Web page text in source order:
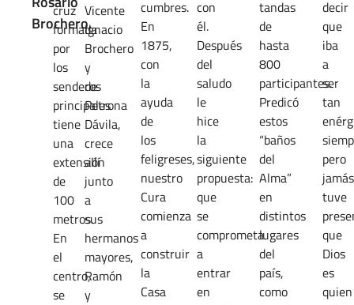
Brochero.
cruz
formada
por
los
senderos
principales
tiene
una
extensión
de
100
metros.
En
el
centro,
se
Vicente
Ignacio
Brochero
y
de
Petrona
Dávila,
crece
allí
junto
a
sus
hermanos
mayores,
Ramón
y
cumbres.
En
1875,
con
la
ayuda
de
los
feligreses,
nuestro
Cura
comienza
a
construir
la
Casa
con
él.
Después
del
saludo
le
hice
la
siguiente
propuesta:
que
se
comprometa
a
entrar
en
tandas
de
hasta
800
participantes.
Predicó
estos
“baños
del
Alma”
en
distintos
lugares
del
país,
como
decir
que
iba
a
ser
tan
pero
jamás
tuve
que
Dios
es
quien